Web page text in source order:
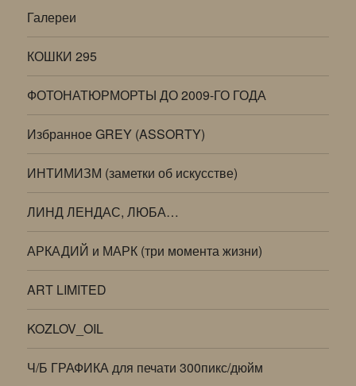
Галереи
КОШКИ 295
ФОТОНАТЮРМОРТЫ ДО 2009-ГО ГОДА
Избранное GREY (ASSORTY)
ИНТИМИЗМ (заметки об искусстве)
ЛИНД ЛЕНДАС, ЛЮБА…
АРКАДИЙ и МАРК (три момента жизни)
ART LIMITED
KOZLOV_OIL
Ч/Б ГРАФИКА для печати 300пикс/дюйм